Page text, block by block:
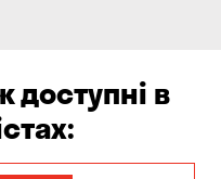
доступні в